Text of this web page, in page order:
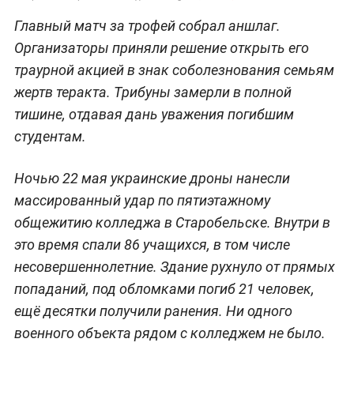
Главный матч за трофей собрал аншлаг.
Организаторы приняли решение открыть его
траурной акцией в знак соболезнования семьям
жертв теракта. Трибуны замерли в полной
тишине, отдавая дань уважения погибшим
студентам.
Ночью 22 мая украинские дроны нанесли
массированный удар по пятиэтажному
общежитию колледжа в Старобельске. Внутри в
это время спали 86 учащихся, в том числе
несовершеннолетние. Здание рухнуло от прямых
попаданий, под обломками погиб 21 человек,
ещё десятки получили ранения. Ни одного
военного объекта рядом с колледжем не было.